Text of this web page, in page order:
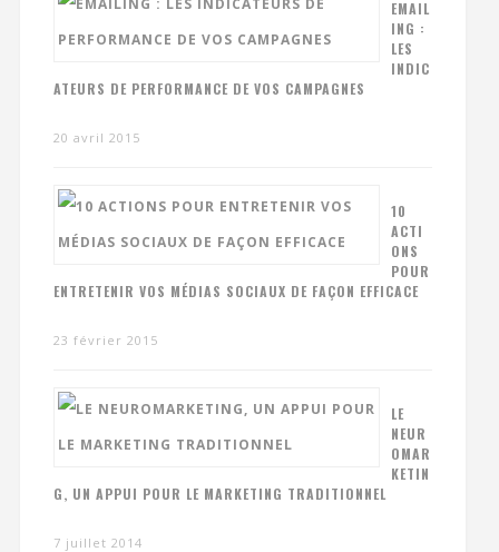
EMAIL
ING :
LES
INDIC
ATEURS DE PERFORMANCE DE VOS CAMPAGNES
20 avril 2015
10
ACTI
ONS
POUR
ENTRETENIR VOS MÉDIAS SOCIAUX DE FAÇON EFFICACE
23 février 2015
LE
NEUR
OMAR
KETIN
G, UN APPUI POUR LE MARKETING TRADITIONNEL
7 juillet 2014